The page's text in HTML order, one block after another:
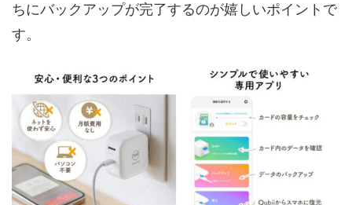
ちにバックアップが完了するのが嬉しいポイントで
す。